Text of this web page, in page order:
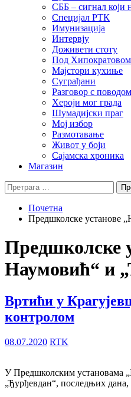
СББ – сигнал који
Специјал РТК
Имунизација
Интервју
Доживети стоту
Под Хипократовом
Мајстори кухиње
Суграђани
Разговор с поводом
Хероји мог града
Шумадијски праг
Мој избор
Размотавање
Живот у боји
Сајамска хроника
Магазин
Претрага
за:
Почетна
Предшколске установе
Предшколске
Наумовић“ и
Вртићи у
контролом
08.07.2020 RTK
У Предшколским установама
„Ђурђевдан“, последњих дана,